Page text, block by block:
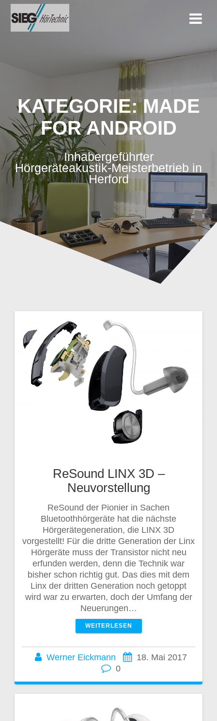
KATEGORIE:MADE
FOR ANDROID
Inhabergeführter
Hörgeräteakustik-Meisterbetrieb in
Herford
ReSound LINX 3D –
Neuvorstellung
ReSound der Pionier in Sachen
Bluetoothhörgeräte hat die nächste
Hörgerätegeneration, die LINX 3D
vorgestellt! Für die dritte Generation der Linx
Hörgeräte muss der Transistor nicht neu
erfunden werden, denn die Technik war
bisher schon richtig gut. Das dies mit dem
Linx der dritten Generation noch getoppt
wird war zu erwarten, doch der Umfang der
Neuerungen…
WEITERLESEN
Werner Eickmann
18. Mai 2017
0